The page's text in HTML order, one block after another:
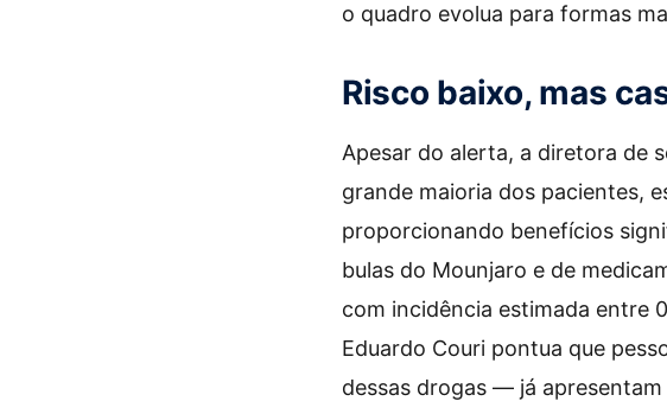
o quadro evolua para formas
Risco baixo, mas
Apesar do alerta, a diretora de
grande maioria dos pacientes,
proporcionando benefícios
bulas do Mounjaro e de
com incidência estimada entre
Eduardo Couri pontua que
dessas drogas — já